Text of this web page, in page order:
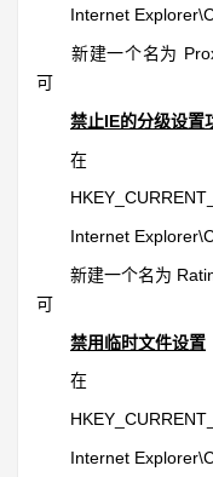
Internet
新建一个名为
可
禁止IE的分级设置
在
Internet
新建一个名为
可
禁用临时文件设置
在
Internet